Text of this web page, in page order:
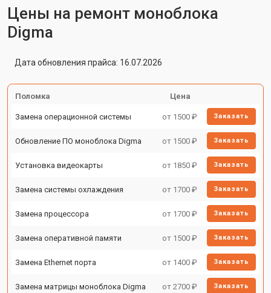
Цены на ремонт моноблока
Digma
Дата обновления прайса: 16.07.2026
Поломка Цена
Замена операционной системы от 1500 ₽ Заказать
Обновление ПО моноблока Digma от 1500 ₽ Заказать
Установка видеокарты от 1850 ₽ Заказать
Замена системы охлаждения от 1700 ₽ Заказать
Замена процессора от 1700 ₽ Заказать
Замена оперативной памяти от 1500 ₽ Заказать
Замена Ethernet порта от 1400 ₽ Заказать
Замена матрицы моноблока Digma от 2700 ₽ Заказать